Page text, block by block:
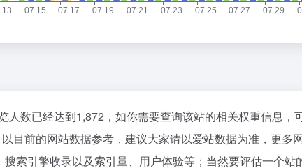
人数已经达到1,872，如你需要查询该站的相关权重信息，
目前的网站数据参考，建议大家请以爱站数据为准，更多
索引擎收录以及索引量、用户体验等；当然要评估一个